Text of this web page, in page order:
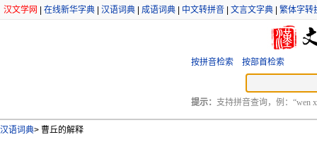
汉文学网 在线新华字典 汉语词典 成语词典 中文转拼音 文言文字典 繁体字转
按拼音检索 按部首检索
提示： 支持拼音查询，例：“wen
汉语词典> 曹丘的解释